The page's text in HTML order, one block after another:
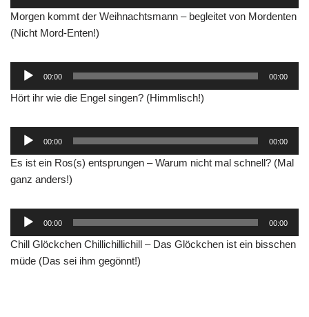
Morgen kommt der Weihnachtsmann – begleitet von Mordenten
(Nicht Mord-Enten!)
Audio-
00:00 00:00
Hört ihr wie die Engel singen? (Himmlisch!)
Audio-
00:00 00:00
Es ist ein Ros(s) entsprungen – Warum nicht mal schnell? (Mal
ganz anders!)
Audio-
00:00 00:00
Chill Glöckchen Chillichillichill – Das Glöckchen ist ein bisschen
müde (Das sei ihm gegönnt!)